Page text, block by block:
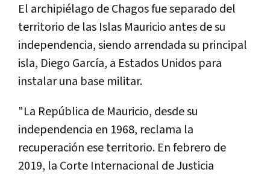
El archipiélago de Chagos fue separado del
territorio de las Islas Mauricio antes de su
independencia, siendo arrendada su principal
isla, Diego García, a Estados Unidos para
instalar una base militar.
"La República de Mauricio, desde su
independencia en 1968, reclama la
recuperación ese territorio. En febrero de
2019, la Corte Internacional de Justicia